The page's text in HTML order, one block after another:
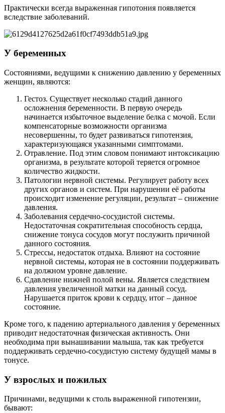
Практически всегда выраженная гипотония появляется
вследствие заболеваний.
У беременных
Состояниями, ведущими к снижению давлению у беременных
женщин, являются:
Гестоз. Существует несколько стадий данного
осложнения беременности. В первую очередь
начинается избыточное выделение белка с мочой. Если
компенсаторные возможности организма
несовершенны, то будет развиваться гипотензия,
характеризующаяся указанными симптомами.
Отравление. Под этим словом понимают интоксикацию
организма, в результате которой теряется огромное
количество жидкости.
Патологии нервной системы. Регулирует работу всех
других органов и систем. При нарушении её работы
происходит изменение регуляции, результат – снижение
давления.
Заболевания сердечно-сосудистой системы.
Недостаточная сократительная способность сердца,
снижение тонуса сосудов могут послужить причиной
данного состояния.
Стрессы, недостаток отдыха. Влияют на состояние
нервной системы, которая не в состоянии поддерживать
на должном уровне давление.
Сдавление нижней полой вены. Является следствием
давления увеличенной матки на данный сосуд.
Нарушается приток крови к сердцу, итог – данное
состояние.
Кроме того, к падению артериального давления у беременных
приводит недостаточная физическая активность. Они
необходима при вынашивании малыша, так как требуется
поддерживать сердечно-сосудистую систему будущей мамы в
тонусе.
У взрослых и пожилых
Причинами, ведущими к столь выраженной гипотензии,
бывают: